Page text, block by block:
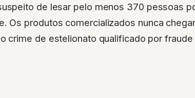
de lesar pelo menos 370 pessoas
Os produtos comercializados nunca
crime de estelionato qualificado por fraude